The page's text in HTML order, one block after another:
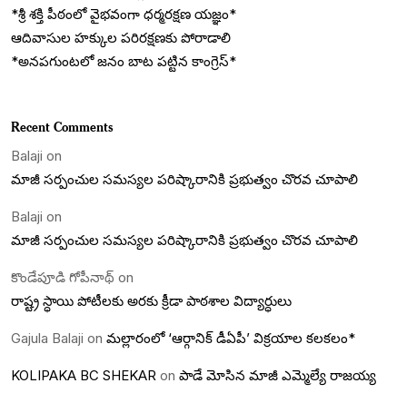
*శ్రీ శక్తి పీఠంలో వైభవంగా ధర్మరక్షణ యజ్ఞం*
ఆదివాసుల హక్కుల పరిరక్షణకు పోరాడాలి
*అనపగుంటలో జనం బాట పట్టిన కాంగ్రెస్*
Recent Comments
Balaji on
మాజీ సర్పంచుల సమస్యల పరిష్కారానికి ప్రభుత్వం చొరవ చూపాలి
Balaji on
మాజీ సర్పంచుల సమస్యల పరిష్కారానికి ప్రభుత్వం చొరవ చూపాలి
కొండేపూడి గోపీనాథ్ on
రాష్ట్ర స్ధాయి పోటీలకు అరకు క్రీడా పాఠశాల విద్యార్ధులు
Gajula Balaji on మల్లారంలో ‘ఆర్గానిక్ డీఏపీ’ విక్రయాల కలకలం*
KOLIPAKA BC SHEKAR on పాడే మోసిన మాజీ ఎమ్మెల్యే రాజయ్య